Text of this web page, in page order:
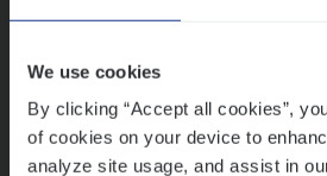
We use cookies
By clicking “Accept all cookies”,
of cookies on your device to
analyze site usage, and assist in